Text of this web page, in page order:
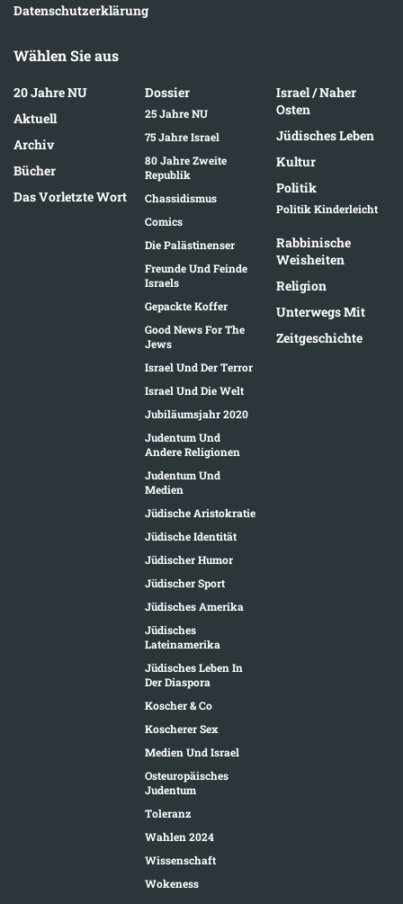
Datenschutzerklärung
Wählen Sie aus
20 Jahre NU
Aktuell
Archiv
Bücher
Das Vorletzte Wort
Dossier
25 Jahre NU
75 Jahre Israel
80 Jahre Zweite
Republik
Chassidismus
Comics
Die Palästinenser
Freunde Und Feinde
Israels
Gepackte Koffer
Good News For The
Jews
Israel Und Der Terror
Israel Und Die Welt
Jubiläumsjahr 2020
Judentum Und
Andere Religionen
Judentum Und
Medien
Jüdische Aristokratie
Jüdische Identität
Jüdischer Humor
Jüdischer Sport
Jüdisches Amerika
Jüdisches
Lateinamerika
Jüdisches Leben In
Der Diaspora
Koscher & Co
Koscherer Sex
Medien Und Israel
Osteuropäisches
Judentum
Toleranz
Wahlen 2024
Wissenschaft
Wokeness
Israel / Naher
Osten
Jüdisches Leben
Kultur
Politik
Politik Kinderleicht
Rabbinische
Weisheiten
Religion
Unterwegs Mit
Zeitgeschichte